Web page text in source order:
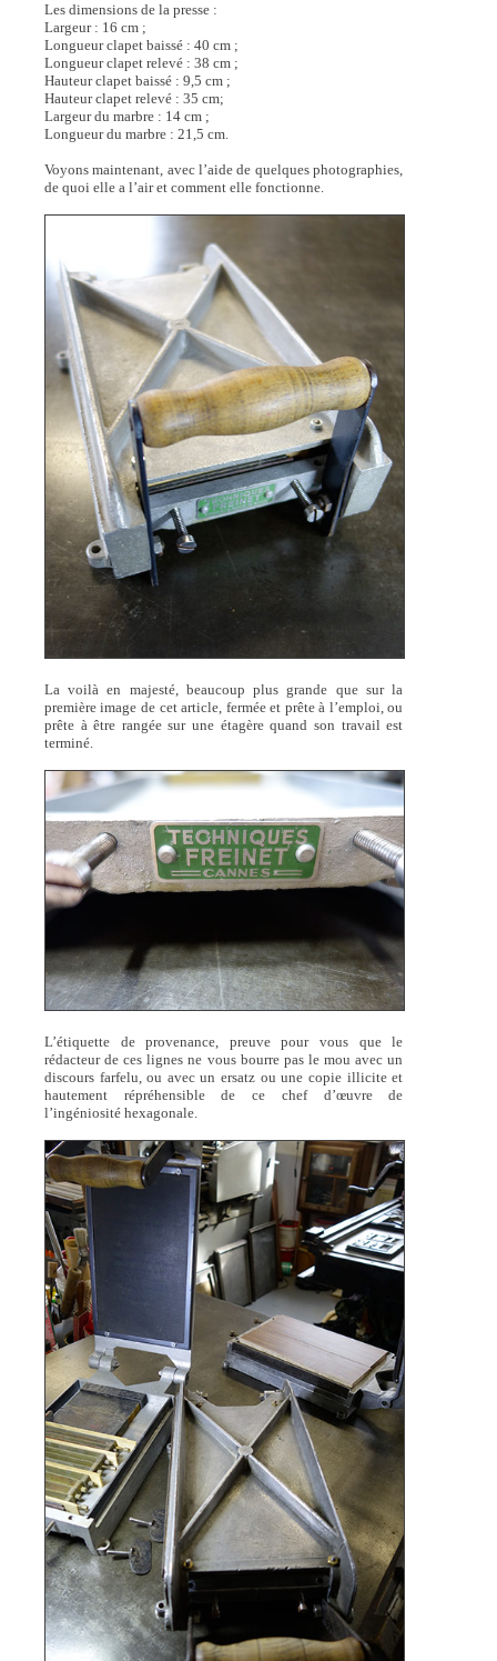
Les dimensions de la presse :
Largeur : 16 cm ;
Longueur clapet baissé : 40 cm ;
Longueur clapet relevé : 38 cm ;
Hauteur clapet baissé : 9,5 cm ;
Hauteur clapet relevé : 35 cm;
Largeur du marbre : 14 cm ;
Longueur du marbre : 21,5 cm.
Voyons maintenant, avec l’aide de quelques photographies,
de quoi elle a l’air et comment elle fonctionne.
La voilà en majesté, beaucoup plus grande que sur la
première image de cet article, fermée et prête à l’emploi, ou
prête à être rangée sur une étagère quand son travail est
terminé.
L’étiquette de provenance, preuve pour vous que le
rédacteur de ces lignes ne vous bourre pas le mou avec un
discours farfelu, ou avec un ersatz ou une copie illicite et
hautement répréhensible de ce chef d’œuvre de
l’ingéniosité hexagonale.